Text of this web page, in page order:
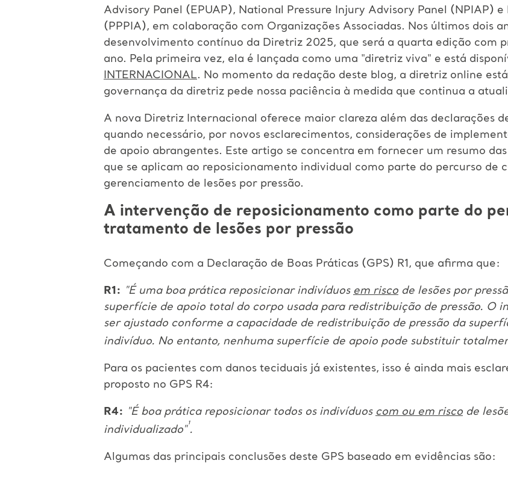
Advisory Panel (EPUAP), National Pressure Injury Advisory Panel (NPIAP)
(PPPIA), em colaboração com Organizações Associadas. Nos últimos dois
desenvolvimento contínuo da Diretriz 2025, que será a quarta edição com
ano. Pela primeira vez, ela é lançada como uma "diretriz viva" e está
INTERNACIONAL. No momento da redação deste blog, a diretriz online
governança da diretriz pede nossa paciência à medida que continua a
A nova Diretriz Internacional oferece maior clareza além das declarações
quando necessário, por novos esclarecimentos, considerações de
de apoio abrangentes. Este artigo se concentra em fornecer um resumo
que se aplicam ao reposicionamento individual como parte do percurso de
gerenciamento de lesões por pressão.
A intervenção de reposicionamento como parte do
tratamento de lesões por pressão
Começando com a Declaração de Boas Práticas (GPS) R1, que afirma que:
R1: "É uma boa prática reposicionar indivíduos em risco de lesões por
superfície de apoio total do corpo usada para redistribuição de pressão. O
ser ajustado conforme a capacidade de redistribuição de pressão da
indivíduo. No entanto, nenhuma superfície de apoio pode substituir
Para os pacientes com danos teciduais já existentes, isso é ainda mais
proposto no GPS R4:
R4: "É boa prática reposicionar todos os indivíduos com ou em risco de
individualizado"¹.
Algumas das principais conclusões deste GPS baseado em evidências são: